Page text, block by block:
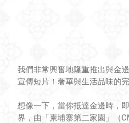
我們非常興奮地隆重推出與金
宣傳短片！奢華與生活品味的完
想像一下，當你抵達金邊時，
界，由「柬埔寨第二家園」（